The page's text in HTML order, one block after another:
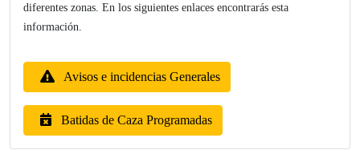
diferentes zonas. En los siguientes enlaces encontrarás esta
información.
Avisos e incidencias Generales
Batidas de Caza Programadas